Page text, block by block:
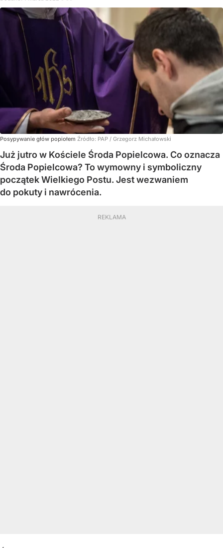
Posypywanie głów popiołem Źródło: PAP / Grzegorz Michałowski
Już jutro w Kościele Środa Popielcowa. Co oznacza
Środa Popielcowa? To wymowny i symboliczny
początek Wielkiego Postu. Jest wezwaniem
do pokuty i nawrócenia.